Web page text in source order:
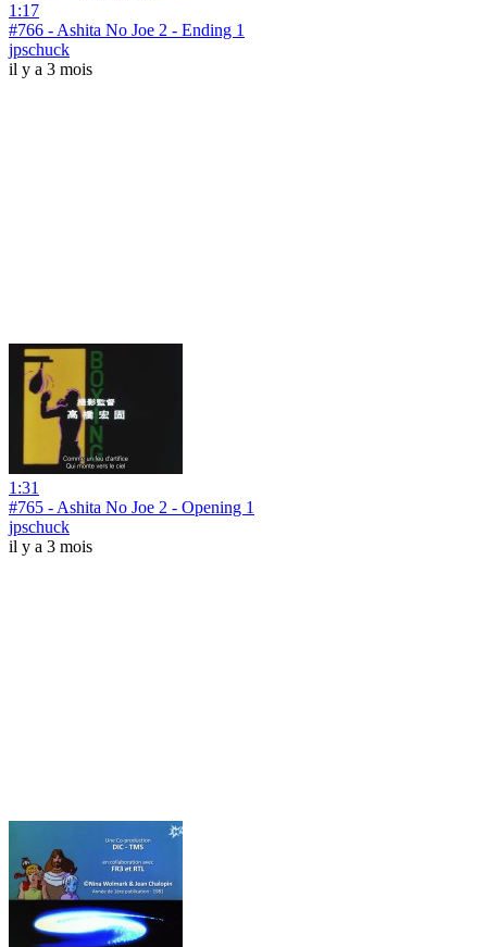
1:17
#766 - Ashita No Joe 2 - Ending 1
jpschuck
il y a 3 mois
1:31
#765 - Ashita No Joe 2 - Opening 1
jpschuck
il y a 3 mois